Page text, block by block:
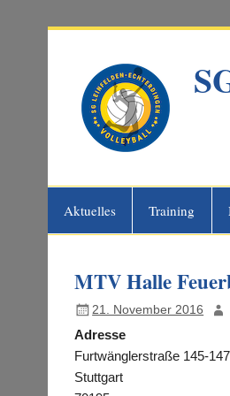
Aktuelles Training
MTV Halle
21. November 2016
Adresse
Furtwänglerstraße 145-147
Stuttgart